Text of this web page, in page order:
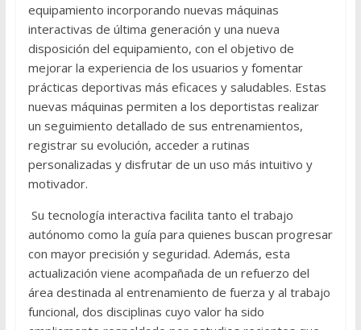
equipamiento incorporando nuevas máquinas
interactivas de última generación y una nueva
disposición del equipamiento, con el objetivo de
mejorar la experiencia de los usuarios y fomentar
prácticas deportivas más eficaces y saludables. Estas
nuevas máquinas permiten a los deportistas realizar
un seguimiento detallado de sus entrenamientos,
registrar su evolución, acceder a rutinas
personalizadas y disfrutar de un uso más intuitivo y
motivador.
Su tecnología interactiva facilita tanto el trabajo
autónomo como la guía para quienes buscan progresar
con mayor precisión y seguridad. Además, esta
actualización viene acompañada de un refuerzo del
área destinada al entrenamiento de fuerza y al trabajo
funcional, dos disciplinas cuyo valor ha sido